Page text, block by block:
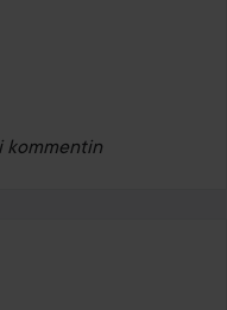
kommentin
sitten